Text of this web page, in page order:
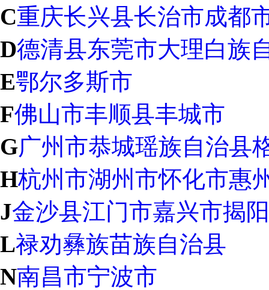
C重庆长兴县长治市成都
D德清县东莞市大理白族
E鄂尔多斯市
F佛山市丰顺县丰城市
G广州市恭城瑶族自治县
H杭州市湖州市怀化市惠
J金沙县江门市嘉兴市揭
L禄劝彝族苗族自治县
N南昌市宁波市